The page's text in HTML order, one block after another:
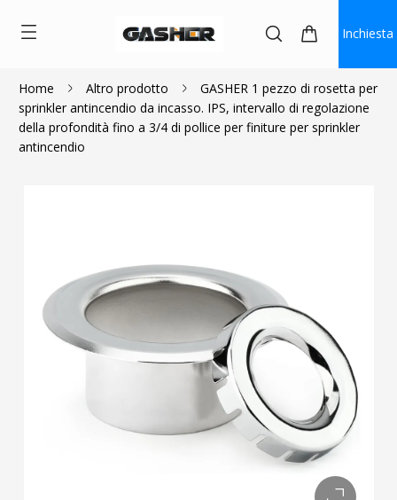
Inchiesta
Home Altro prodotto
GASHER 1 pezzo di rosetta per
sprinkler antincendio da incasso. IPS, intervallo di regolazione
della profondità fino a 3/4 di pollice per finiture per sprinkler
antincendio
$2.62